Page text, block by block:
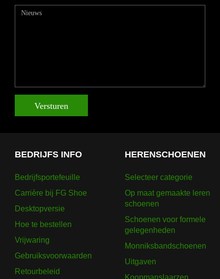
Versturen
BEDRIJFS INFO
Bedrijfsportefeuille
Carrière bij FG Shoe
Desktopversie
Hoe te bestellen
Vrijwaring
Gebruiksvoorwaarden
Retourbeleid
HERENSCHOENEN
Selecteer categorie
Op maat gemaakte leren
schoenen
Schoenen voor formele
gelegenheden
Monniksbandschoenen
Uitgaven
Koopmanslaarzen